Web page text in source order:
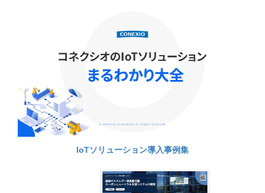
IoTソリューション導入事例集